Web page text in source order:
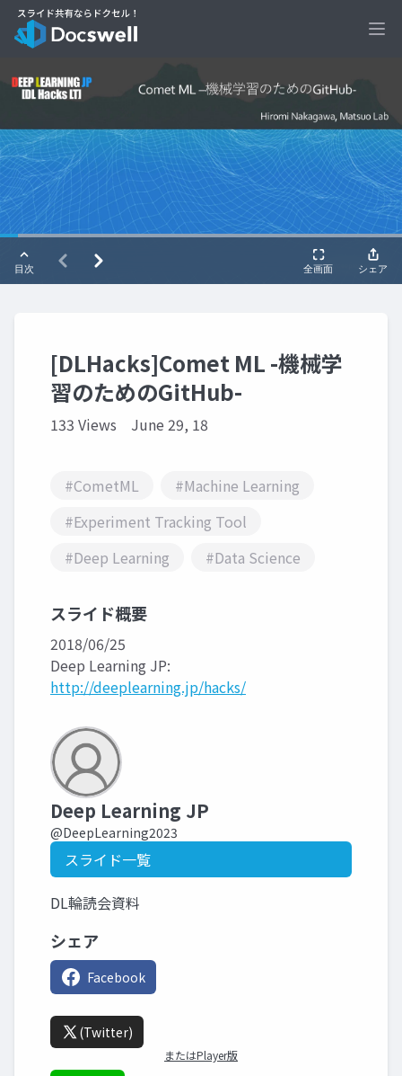
[DLHacks]Comet ML -機械学
習のためのGitHub-
133 Views June 29, 18
#CometML
#Machine Learning
#Experiment Tracking Tool
#Deep Learning
#Data Science
スライド概要
2018/06/25
Deep Learning JP:
http://deeplearning.jp/hacks/
Deep Learning JP
@DeepLearning2023
スライド一覧
DL輪読会資料
シェア
Facebook
(Twitter)
またはPlayer版